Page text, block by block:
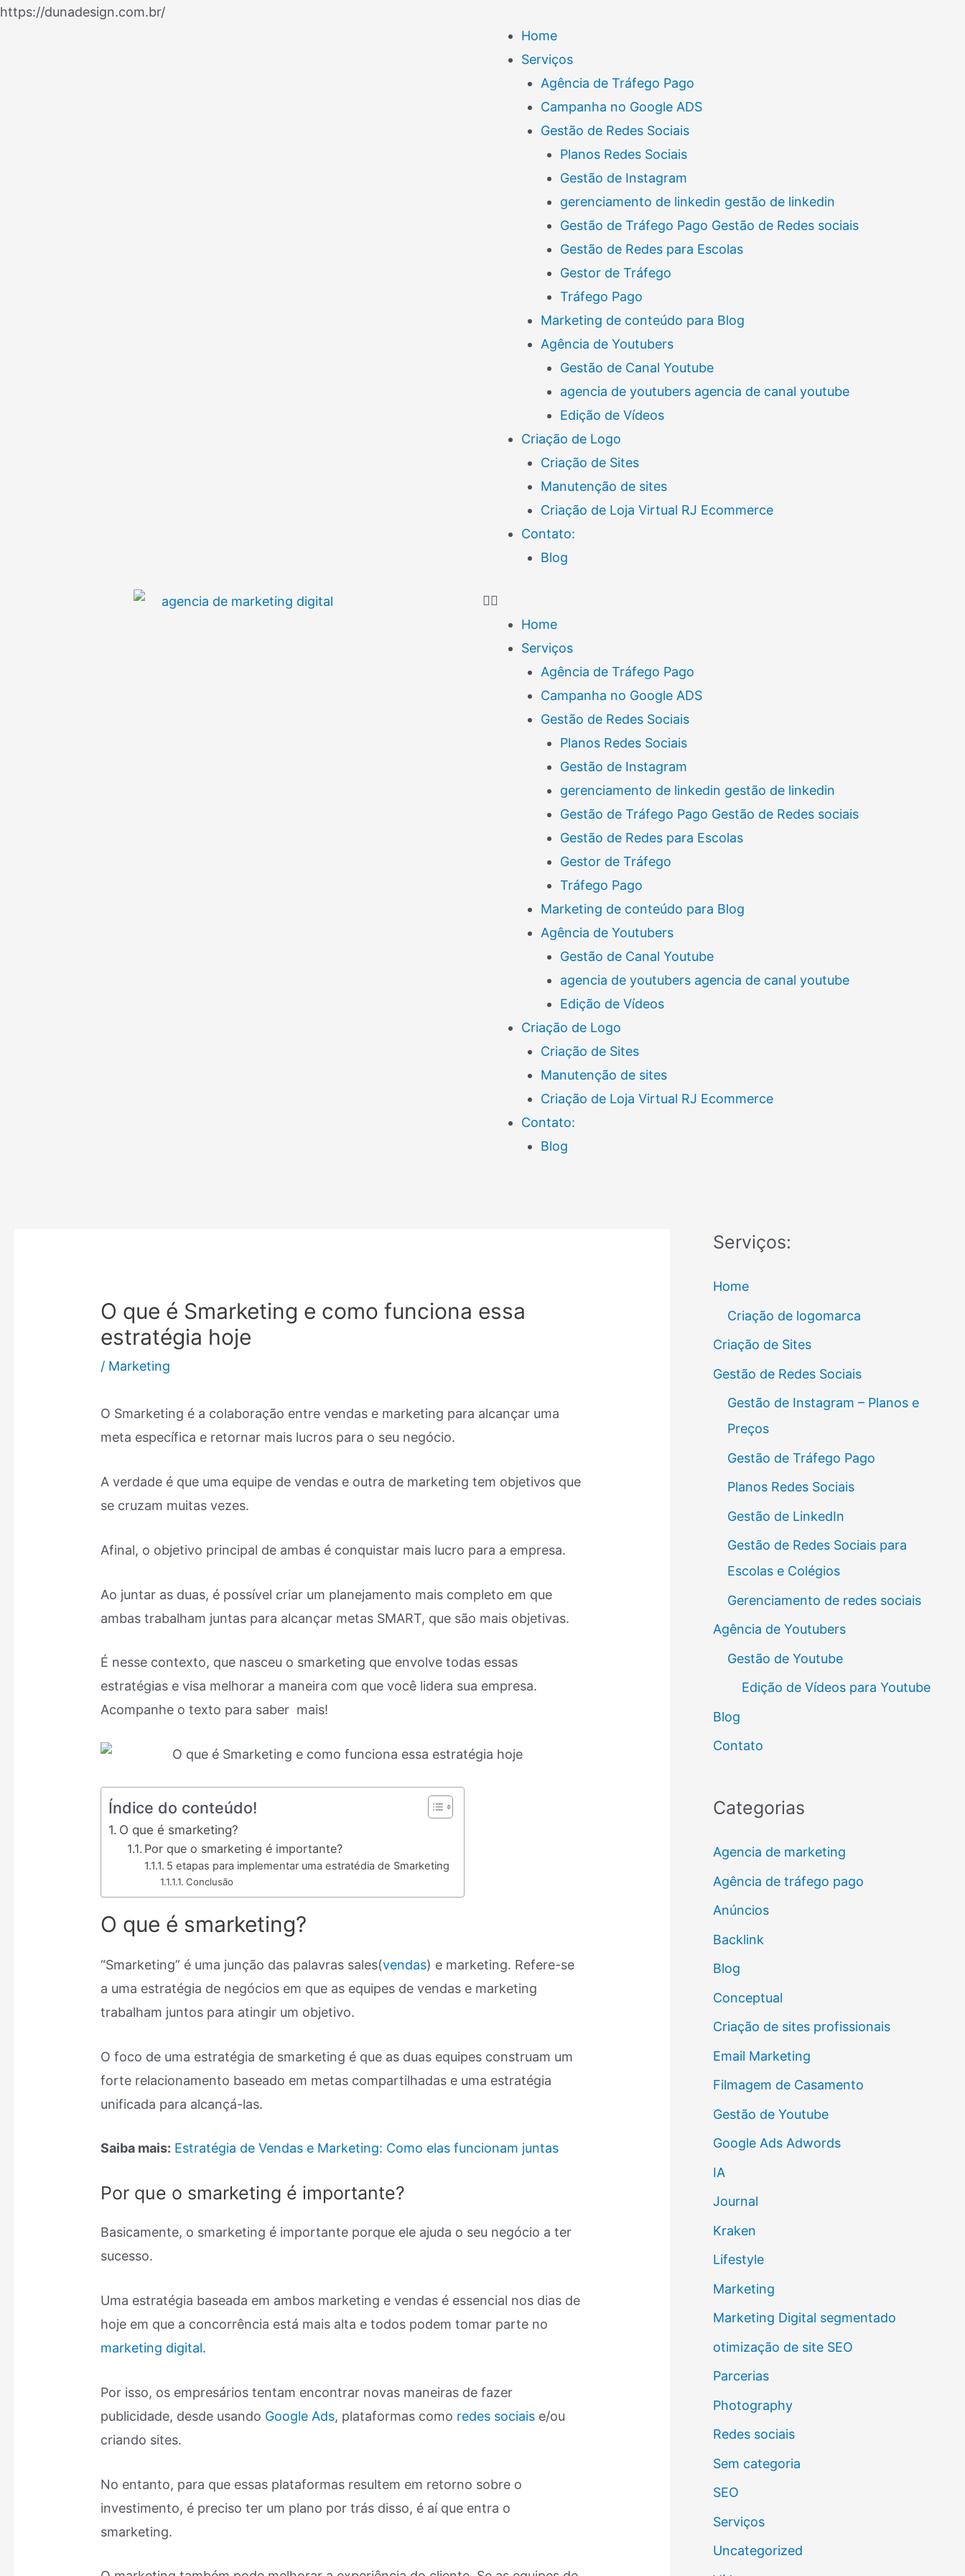
https://dunadesign.com.br/Ir
Home
Serviços
Agência de Tráfego Pago
Campanha no Google ADS
Gestão de Redes Sociais
Planos Redes Sociais
Gestão de Instagram
gerenciamento de linkedin gestão de linkedin
Gestão de Tráfego Pago Gestão de Redes sociais
Gestão de Redes para Escolas
Gestor de Tráfego
Tráfego Pago
Marketing de conteúdo para Blog
Agência de Youtubers
Gestão de Canal Youtube
agencia de youtubers agencia de canal youtube
Edição de Vídeos
Criação de Logo
Criação de Sites
Manutenção de sites
Criação de Loja Virtual RJ Ecommerce
Contato:
Blog
Menu
Home
Serviços
Agência de Tráfego Pago
Campanha no Google ADS
Gestão de Redes Sociais
Planos Redes Sociais
Gestão de Instagram
gerenciamento de linkedin gestão de linkedin
Gestão de Tráfego Pago Gestão de Redes sociais
Gestão de Redes para Escolas
Gestor de Tráfego
Tráfego Pago
Marketing de conteúdo para Blog
Agência de Youtubers
Gestão de Canal Youtube
agencia de youtubers agencia de canal youtube
Edição de Vídeos
Criação de Logo
Criação de Sites
Manutenção de sites
Criação de Loja Virtual RJ Ecommerce
Contato:
Blog
O que é Smarketing e como funciona essa
estratégia hoje
/ Marketing
O Smarketing é a colaboração entre vendas e marketing para alcançar uma
meta específica e retornar mais lucros para o seu negócio.
A verdade é que uma equipe de vendas e outra de marketing tem objetivos que
se cruzam muitas vezes.
Afinal, o objetivo principal de ambas é conquistar mais lucro para a empresa.
Ao juntar as duas, é possível criar um planejamento mais completo em que
ambas trabalham juntas para alcançar metas SMART, que são mais objetivas.
É nesse contexto, que nasceu o smarketing que envolve todas essas
estratégias e visa melhorar a maneira com que você lidera sua empresa.
Acompanhe o texto para saber mais!
Índice do conteúdo!
O que é smarketing?
Por que o smarketing é importante?
5 etapas para implementar uma estratédia de Smarketing
Conclusão
O que é smarketing?
“Smarketing” é uma junção das palavras sales(vendas) e marketing. Refere-se
a uma estratégia de negócios em que as equipes de vendas e marketing
trabalham juntos para atingir um objetivo.
O foco de uma estratégia de smarketing é que as duas equipes construam um
forte relacionamento baseado em metas compartilhadas e uma estratégia
unificada para alcançá-las.
Saiba mais: Estratégia de Vendas e Marketing: Como elas funcionam juntas
Por que o smarketing é importante?
Basicamente, o smarketing é importante porque ele ajuda o seu negócio a ter
sucesso.
Uma estratégia baseada em ambos marketing e vendas é essencial nos dias de
hoje em que a concorrência está mais alta e todos podem tomar parte no
marketing digital.
Por isso, os empresários tentam encontrar novas maneiras de fazer
publicidade, desde usando Google Ads, plataformas como redes sociais e/ou
criando sites.
No entanto, para que essas plataformas resultem em retorno sobre o
investimento, é preciso ter um plano por trás disso, é aí que entra o
smarketing.
Serviços:
Home
Criação de logomarca
Criação de Sites
Gestão de Redes Sociais
Gestão de Instagram – Planos e
Preços
Gestão de Tráfego Pago
Planos Redes Sociais
Gestão de LinkedIn
Gestão de Redes Sociais para
Escolas e Colégios
Gerenciamento de redes sociais
Agência de Youtubers
Gestão de Youtube
Edição de Vídeos para Youtube
Blog
Contato
Categorias
Agencia de marketing
Agência de tráfego pago
Anúncios
Backlink
Blog
Conceptual
Criação de sites profissionais
Email Marketing
Filmagem de Casamento
Gestão de Youtube
Google Ads Adwords
IA
Journal
Kraken
Lifestyle
Marketing
Marketing Digital segmentado
otimização de site SEO
Parcerias
Photography
Redes sociais
Sem categoria
SEO
Serviços
Uncategorized